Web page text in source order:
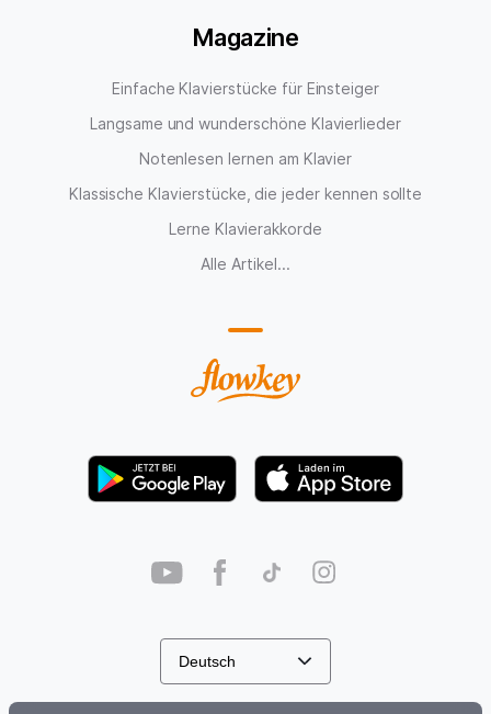
Magazine
Einfache Klavierstücke für Einsteiger
Langsame und wunderschöne Klavierlieder
Notenlesen lernen am Klavier
Klassische Klavierstücke, die jeder kennen sollte
Lerne Klavierakkorde
Alle Artikel...